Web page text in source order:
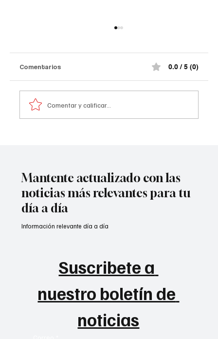
Comediante señalado de acoso
Comentarios 0.0 / 5 (0)
Comentar y calificar...
Mantente actualizado con las
noticias más relevantes para tu
día a día
Suscribete a
nuestro boletín de
noticias
Información relevante día a día